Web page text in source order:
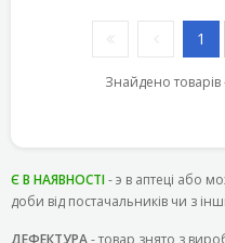
1
Знайдено
Є В НАЯВНОСТІ- э в аптеці або
доби від постачальників чи з
ДЕФЕКТУРА- товар знято з